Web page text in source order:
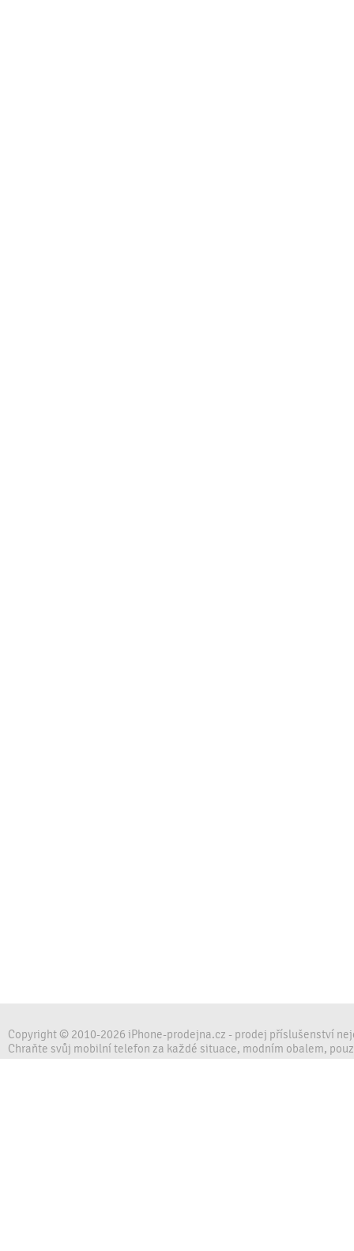
Copyright © 2010-2026 iPhone-prodejna.cz - prodej příslušenství
Chraňte svůj mobilní telefon za každé situace, modním obalem,